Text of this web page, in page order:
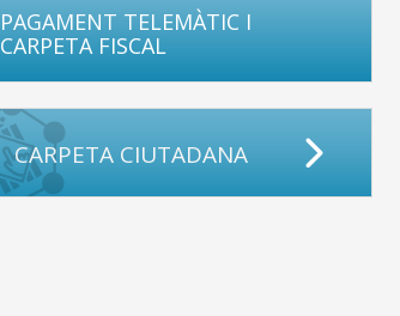
PAGAMENT TELEMÀTIC I
CARPETA FISCAL
CARPETA CIUTADANA